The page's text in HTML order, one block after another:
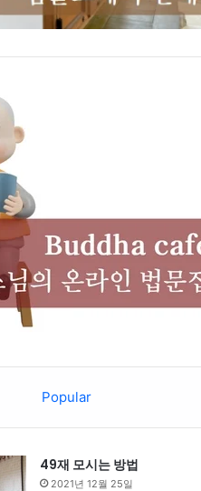
Popular
49재 모시는 방법
2021년 12월 25일